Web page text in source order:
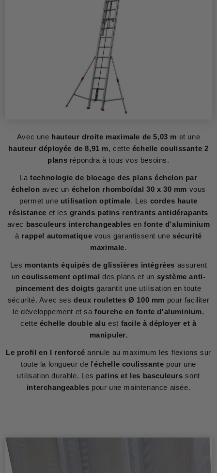
Avec une hauteur droite maximale de 5,03 m et une
hauteur déployée de 8,91 m, cette échelle coulissante 2
plans répondra à tous vos besoins.
Latechnologie de blocage des plans échelon par
échelon avec un échelon rhomboïdal 30 x 30 mm vous
permet une utilisation optimale. Les cordes haute
résistance et les grands patins rentrants antidérapants
avec basculeurs interchangeables enfonte d'aluminium
à rappel automatique vous garantissent une sécurité
maximale.
Les montants équipés de glissières intégrées assurent
uncoulissement optimal des plans et un système anti-
pincement des doigts garantit une utilisation en toute
sécurité. Avec sesdeux roulettes Ø 100 mm pour faciliter
le développement et safourche en fonte d'aluminium,
cette échelle double alu est facile à déployer et à
manipuler.
Le profil en I renforcé annule au maximum les flexions sur
toute la longueur de l'échelle coulissante pour une
utilisation durable. Les patins et les basculeurs sont
interchangeables pour une maintenance aisée.